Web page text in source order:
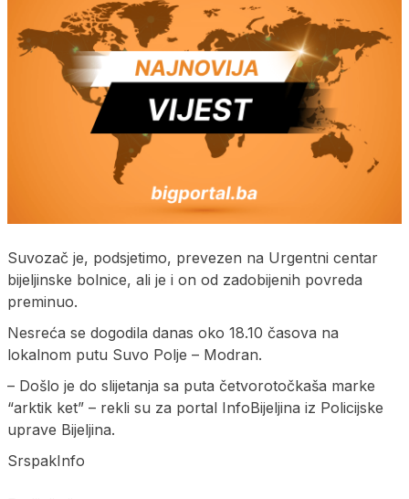
Suvozač je, podsjetimo, prevezen na Urgentni centar
bijeljinske bolnice, ali je i on od zadobijenih povreda
preminuo.
Nesreća se dogodila danas oko 18.10 časova na
lokalnom putu Suvo Polje – Modran.
– Došlo je do slijetanja sa puta četvorotočkaša marke
“arktik ket” – rekli su za portal InfoBijeljina iz Policijske
uprave Bijeljina.
SrspakInfo